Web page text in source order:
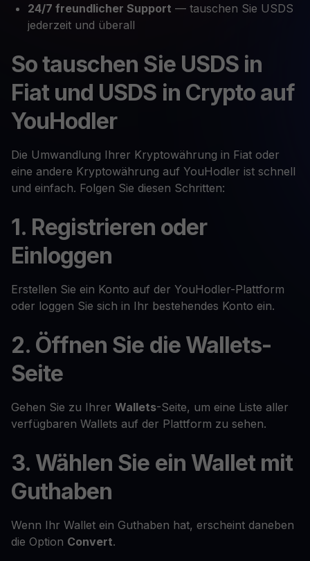
24/7 freundlicher Support — tauschen Sie USDS
jederzeit und überall
So tauschen Sie USDS in
Fiat und USDS in Crypto auf
YouHodler
Die Umwandlung Ihrer Kryptowährung in Fiat oder
eine andere Kryptowährung auf YouHodler ist schnell
und einfach. Folgen Sie diesen Schritten:
1. Registrieren oder
Einloggen
Erstellen Sie ein Konto auf der YouHodler-Plattform
oder loggen Sie sich in Ihr bestehendes Konto ein.
2. Öffnen Sie die Wallets-
Seite
Gehen Sie zu Ihrer Wallets-Seite, um eine Liste aller
verfügbaren Wallets auf der Plattform zu sehen.
3. Wählen Sie ein Wallet mit
Guthaben
Wenn Ihr Wallet ein Guthaben hat, erscheint daneben
die Option Convert.